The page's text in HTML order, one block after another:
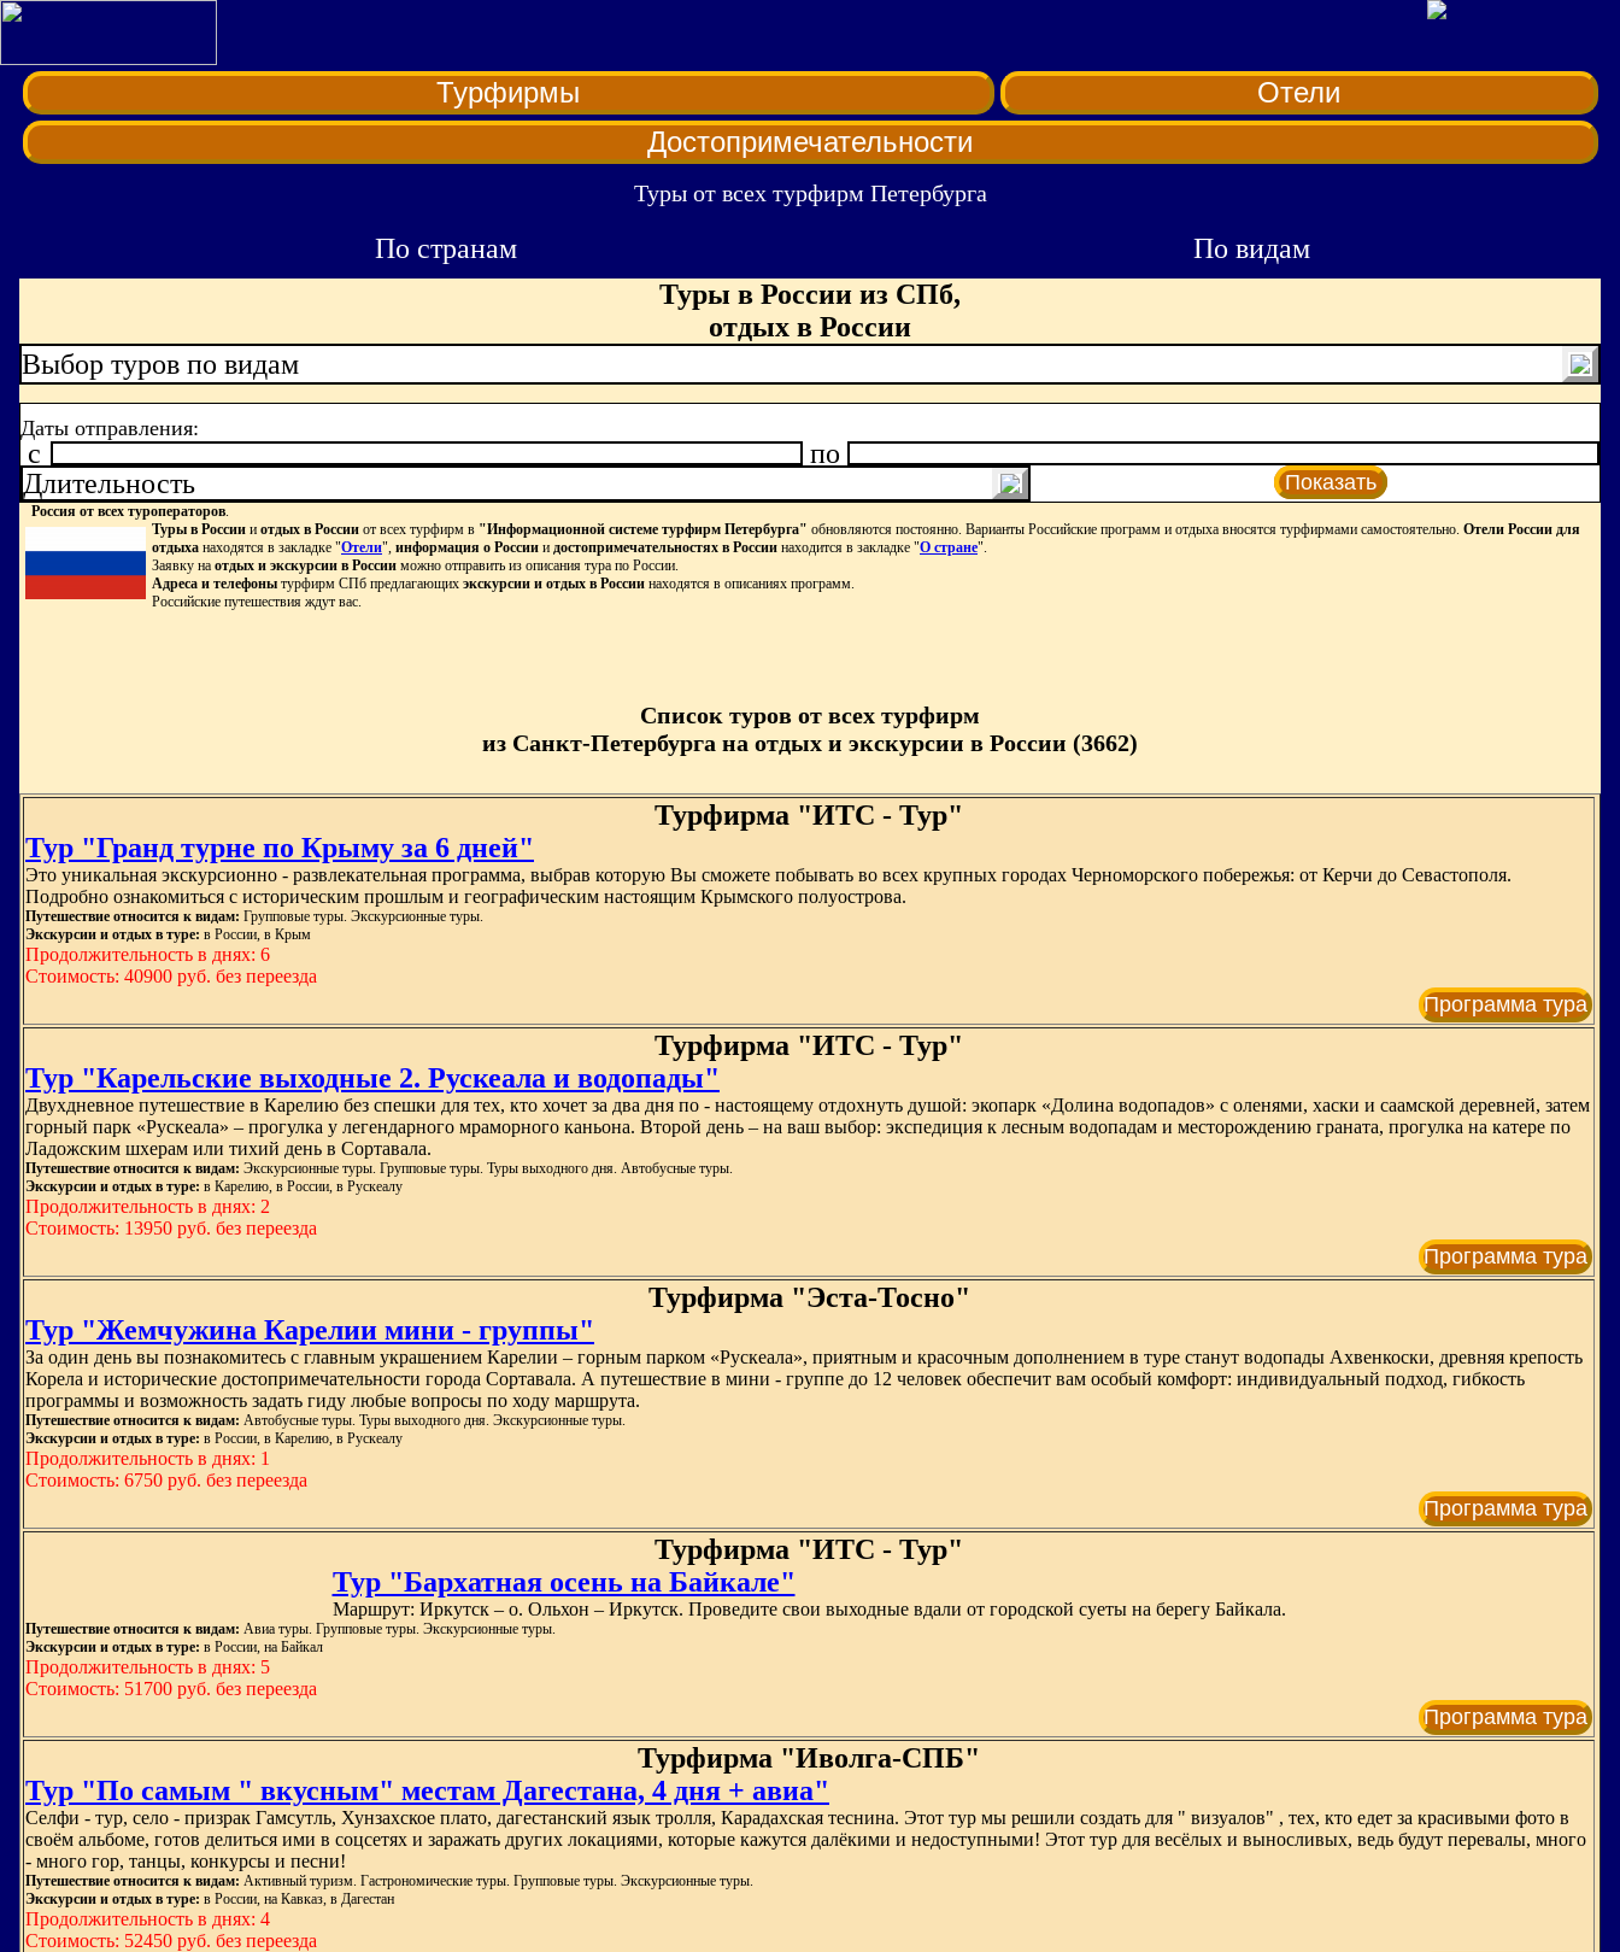
Турфирмы
Отели
Достопримечательности
Туры от всех турфирм Петербурга
По странам
По видам
Туры в России из СПб,
отдых в России
Выбор туров по видам
Даты отправления:
c
по
Длительность
Показать
Россия от всех туроператоров.
Туры в России и отдых в России от всех турфирм в "Информационной системе турфирм Петербурга" обновляются постоянно. Варианты Российские программ и отдыха вносятся турфирмами самостоятельно. Отели России для
отдыха находятся в закладке "Отели", информация о России и достопримечательностях в России находится в закладке "О стране".
Заявку на отдых и экскурсии в России можно отправить из описания тура по России.
Адреса и телефоны турфирм СПб предлагающих экскурсии и отдых в России находятся в описаниях программ.
Российские путешествия ждут вас.
Список туров от всех турфирм
из Санкт-Петербурга на отдых и экскурсии в России (3662)
Турфирма "ИТС - Тур"
Тур "Гранд турне по Крыму за 6 дней"
Это уникальная экскурсионно - развлекательная программа, выбрав которую Вы сможете побывать во всех крупных городах Черноморского побережья: от Керчи до Севастополя.
Подробно ознакомиться с историческим прошлым и географическим настоящим Крымского полуострова.
Путешествие относится к видам: Групповые туры. Экскурсионные туры.
Экскурсии и отдых в туре: в России, в Крым
Продолжительность в днях: 6
Стоимость: 40900 руб. без переезда
Программа тура
Турфирма "ИТС - Тур"
Тур "Карельские выходные 2. Рускеала и водопады"
Двухдневное путешествие в Карелию без спешки для тех, кто хочет за два дня по - настоящему отдохнуть душой: экопарк «Долина водопадов» с оленями, хаски и саамской деревней, затем
горный парк «Рускеала» – прогулка у легендарного мраморного каньона. Второй день – на ваш выбор: экспедиция к лесным водопадам и месторождению граната, прогулка на катере по
Ладожским шхерам или тихий день в Сортавала.
Путешествие относится к видам: Экскурсионные туры. Групповые туры. Туры выходного дня. Автобусные туры.
Экскурсии и отдых в туре: в Карелию, в России, в Рускеалу
Продолжительность в днях: 2
Стоимость: 13950 руб. без переезда
Программа тура
Турфирма "Эста-Тосно"
Тур "Жемчужина Карелии мини - группы"
За один день вы познакомитесь с главным украшением Карелии – горным парком «Рускеала», приятным и красочным дополнением в туре станут водопады Ахвенкоски, древняя крепость
Корела и исторические достопримечательности города Сортавала. А путешествие в мини - группе до 12 человек обеспечит вам особый комфорт: индивидуальный подход, гибкость
программы и возможность задать гиду любые вопросы по ходу маршрута.
Путешествие относится к видам: Автобусные туры. Туры выходного дня. Экскурсионные туры.
Экскурсии и отдых в туре: в России, в Карелию, в Рускеалу
Продолжительность в днях: 1
Стоимость: 6750 руб. без переезда
Программа тура
Турфирма "ИТС - Тур"
Тур "Бархатная осень на Байкале"
Маршрут: Иркутск – о. Ольхон – Иркутск. Проведите свои выходные вдали от городской суеты на берегу Байкала.
Путешествие относится к видам: Авиа туры. Групповые туры. Экскурсионные туры.
Экскурсии и отдых в туре: в России, на Байкал
Продолжительность в днях: 5
Стоимость: 51700 руб. без переезда
Программа тура
Турфирма "Иволга-СПБ"
Тур "По самым " вкусным" местам Дагестана, 4 дня + авиа"
Селфи - тур, село - призрак Гамсутль, Хунзахское плато, дагестанский язык тролля, Карадахская теснина. Этот тур мы решили создать для " визуалов" , тех, кто едет за красивыми фото в
своём альбоме, готов делиться ими в соцсетях и заражать других локациями, которые кажутся далёкими и недоступными! Этот тур для весёлых и выносливых, ведь будут перевалы, много
- много гор, танцы, конкурсы и песни!
Путешествие относится к видам: Активный туризм. Гастрономические туры. Групповые туры. Экскурсионные туры.
Экскурсии и отдых в туре: в России, на Кавказ, в Дагестан
Продолжительность в днях: 4
Стоимость: 52450 руб. без переезда